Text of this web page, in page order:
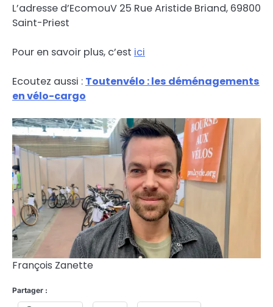
L’adresse d’EcomouV 25 Rue Aristide Briand, 69800
Saint-Priest
Pour en savoir plus, c’est ici
Ecoutez aussi : Toutenvélo : les déménagements
en vélo-cargo
François Zanette
Partager :